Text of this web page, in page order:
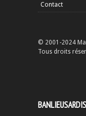
Contact
© 2001-2024
Tous droits